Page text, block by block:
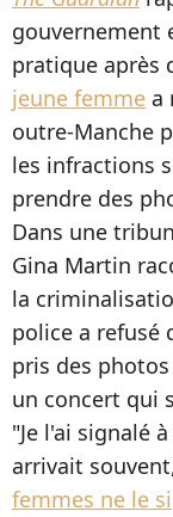
gouvernement
pratique après
jeune femme a
outre-Manche
les infractions
prendre des
Dans une
Gina Martin
la
police a refusé
pris des
un concert qui
"Je l'ai signalé
arrivait
femmes ne le